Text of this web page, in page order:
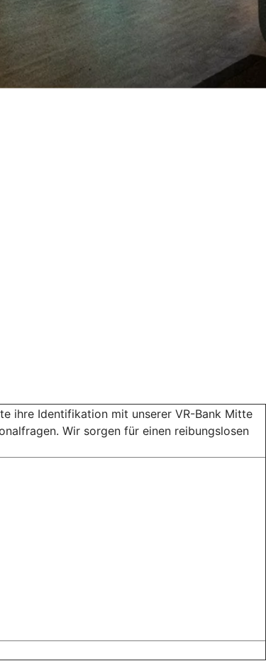
ihre Identifikation mit unserer VR-Bank Mitte
Wir sorgen für einen reibungslosen